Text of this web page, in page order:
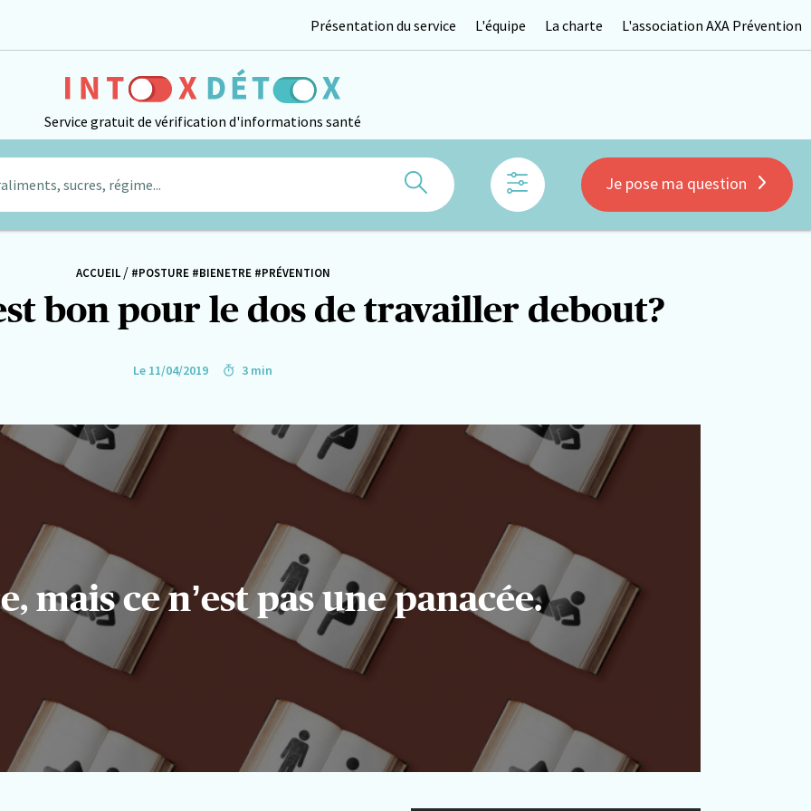
Service gratuit de vérification d'informations santé
Présentation du service L'équipe La charte L'association AXA Prévention
sucres, régime... Rechercher Je pose ma question
ACCUEIL/ #POSTURE #BIENETRE #PRÉVENTION
bon pour le dos de travailler debout?
Le 11/04/2019 3 min
mais ce n’est pas une panacée.